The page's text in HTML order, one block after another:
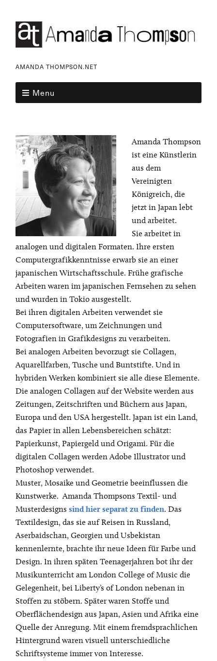
AMANDA THOMPSON.NET
Menu
Amanda Thompson
ist eine Künstlerin
aus dem
Vereinigten
Königreich, die
jetzt in Japan lebt
und arbeitet.
Sie arbeitet in
analogen und digitalen Formaten. Ihre ersten
Computergrafikkenntnisse erwarb sie an einer
japanischen Wirtschaftsschule. Frühe grafische
Arbeiten waren im japanischen Fernsehen zu sehen
und wurden in Tokio ausgestellt.
Bei ihren digitalen Arbeiten verwendet sie
Computersoftware, um Zeichnungen und
Fotografien in Grafikdesigns zu verarbeiten.
Bei analogen Arbeiten bevorzugt sie Collagen,
Aquarellfarben, Tusche und Buntstifte. Und in
hybriden Werken kombiniert sie alle diese Elemente.
Die analogen Collagen auf der Website werden aus
Zeitungen, Zeitschriften und Büchern aus Japan,
Europa und den USA hergestellt. Japan ist ein Land,
das Papier in allen Lebensbereichen schätzt:
Papierkunst, Papiergeld und Origami. Für die
digitalen Collagen werden Adobe Illustrator und
Photoshop verwendet.
Muster, Mosaike und Geometrie beeinflussen die
Kunstwerke. Amanda Thompsons Textil- und
Musterdesigns sind hier separat zu finden. Das
Textildesign, das sie auf Reisen in Russland,
Aserbaidschan, Georgien und Usbekistan
kennenlernte, brachte ihr neue Ideen für Farbe und
Design. In ihren späten Teenagerjahren bot ihr der
Musikunterricht am London College of Music die
Gelegenheit, bei Liberty’s of London nebenan in
Stoffen zu stöbern. Später waren Stoffe und
Oberflächendesign aus Japan, Asien und Afrika eine
Quelle der Anregung. Mit einem fremdsprachlichen
Hintergrund waren visuell unterschiedliche
Schriftsysteme immer von Interesse.